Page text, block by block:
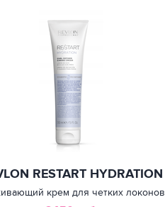
RESTART HYDRATION
крем для четких локонов